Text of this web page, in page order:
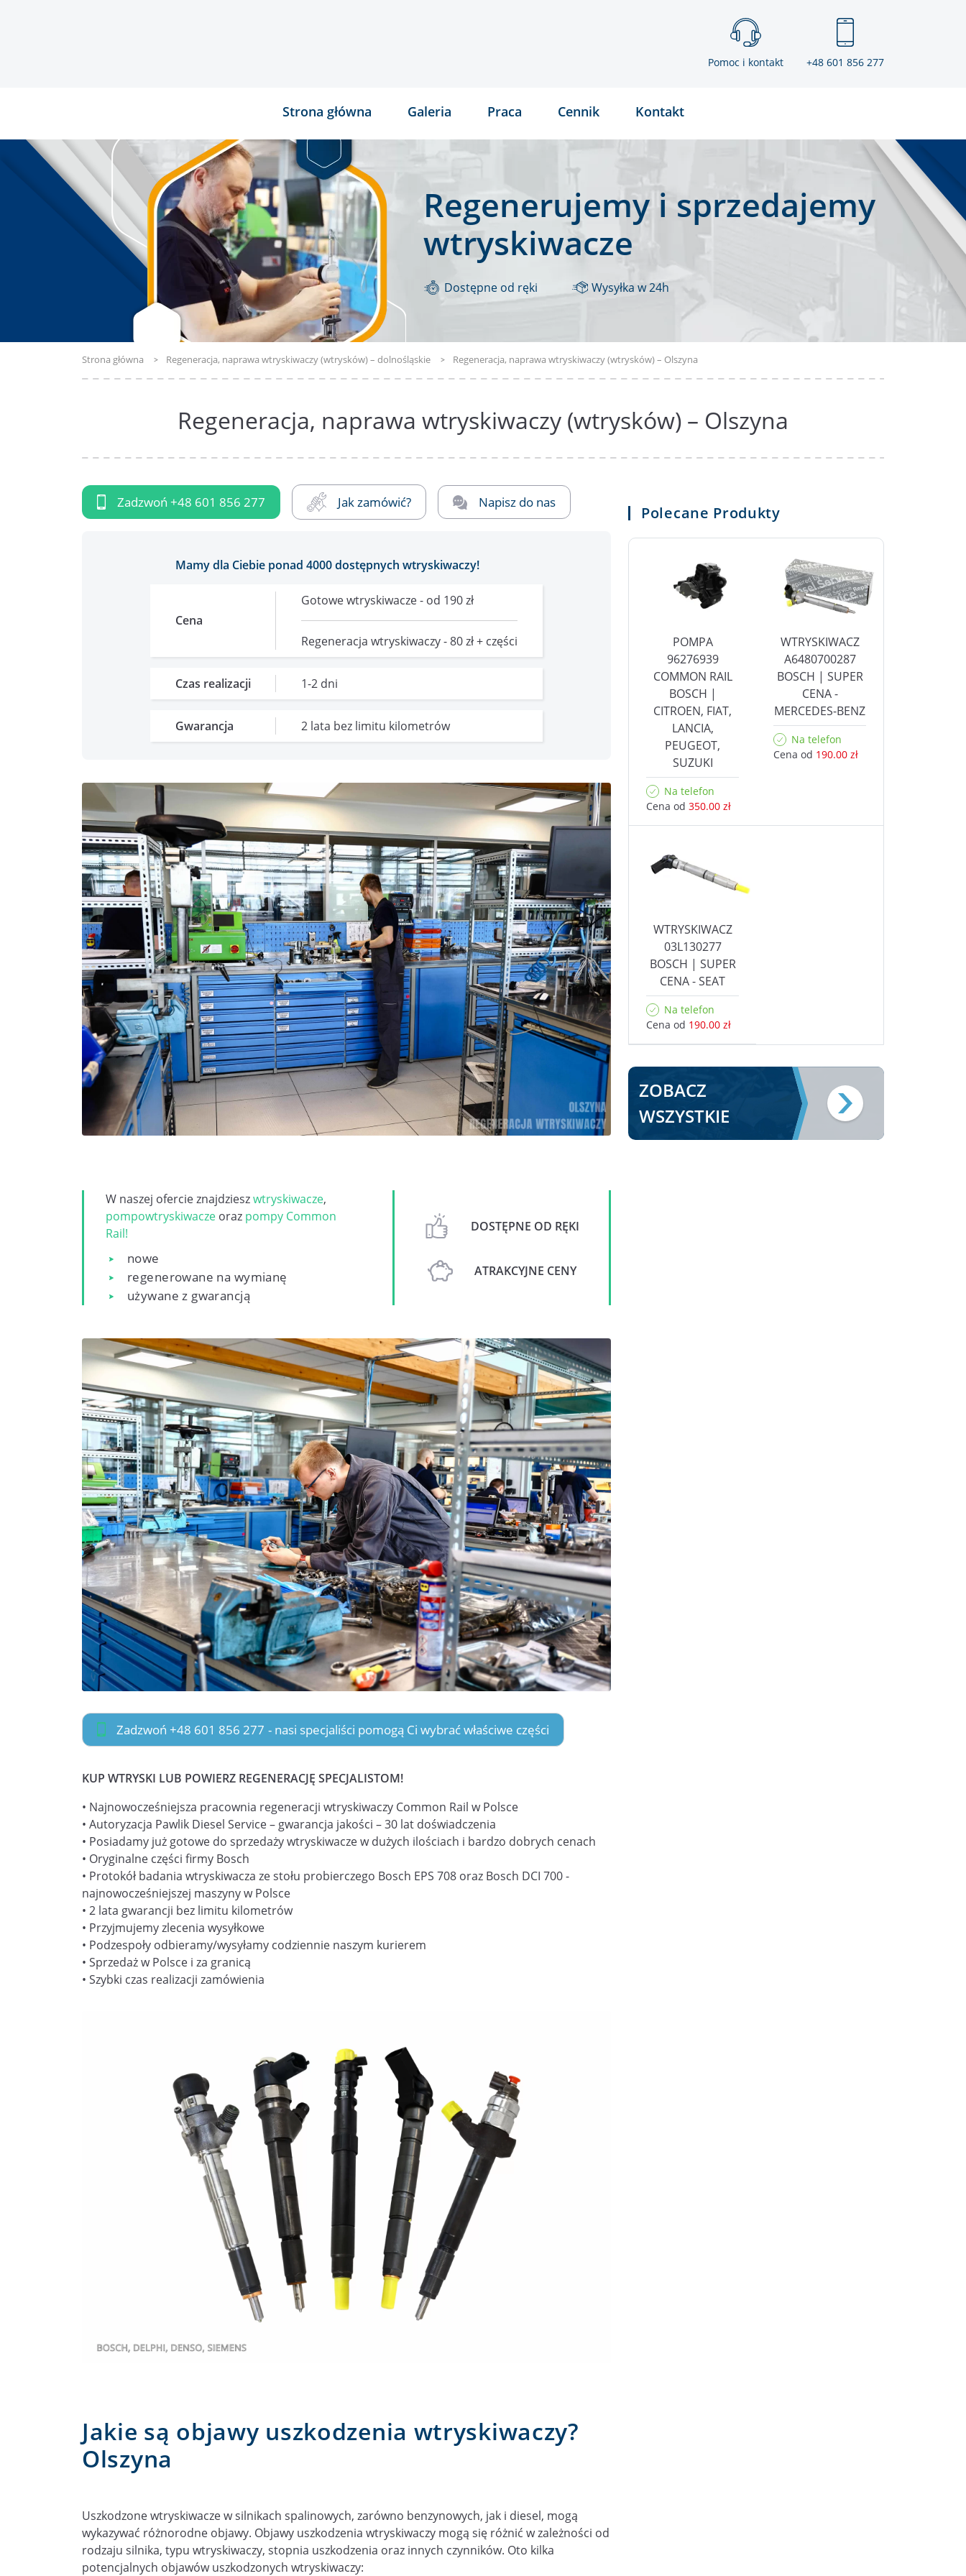
Pomoc i kontakt +48 601 856 277
Strona główna Galeria Praca Cennik Kontakt
Regenerujemy i sprzedajemy
wtryskiwacze
Dostępne od ręki Wysyłka w 24h
Strona główna Regeneracja, naprawa wtryskiwaczy (wtrysków) – dolnośląskie Regeneracja, naprawa wtryskiwaczy (wtrysków) – Olszyna
Regeneracja, naprawa wtryskiwaczy (wtrysków) – Olszyna
Zadzwoń +48 601 856 277 Jak zamówić? Napisz do nas
Mamy dla Ciebie ponad 4000 dostępnych wtryskiwaczy!
Cena
Gotowe wtryskiwacze - od 190 zł
Regeneracja wtryskiwaczy - 80 zł + części
Czas realizacji 1-2 dni
Gwarancja 2 lata bez limitu kilometrów
W naszej ofercie znajdzieszwtryskiwacze,
pompowtryskiwacze oraz pompy Common
Rail!
nowe
regenerowane na wymianę
używane z gwarancją
DOSTĘPNE OD RĘKI
ATRAKCYJNE CENY
Zadzwoń +48 601 856 277 - nasi specjaliści pomogą Ci wybrać właściwe części
KUP WTRYSKI LUB POWIERZ REGENERACJĘ SPECJALISTOM!
• Najnowocześniejsza pracownia regeneracji wtryskiwaczy Common Rail w Polsce
• Autoryzacja Pawlik Diesel Service – gwarancja jakości – 30 lat doświadczenia
• Posiadamy już gotowe do sprzedaży wtryskiwacze w dużych ilościach i bardzo dobrych cenach
• Oryginalne części firmy Bosch
• Protokół badania wtryskiwacza ze stołu probierczego Bosch EPS 708 oraz Bosch DCI 700 -
najnowocześniejszej maszyny w Polsce
• 2 lata gwarancji bez limitu kilometrów
• Przyjmujemy zlecenia wysyłkowe
• Podzespoły odbieramy/wysyłamy codziennie naszym kurierem
• Sprzedaż w Polsce i za granicą
• Szybki czas realizacji zamówienia
Jakie są objawy uszkodzenia wtryskiwaczy?
Olszyna
Uszkodzone wtryskiwacze w silnikach spalinowych, zarówno benzynowych, jak i diesel, mogą
wykazywać różnorodne objawy. Objawy uszkodzenia wtryskiwaczy mogą się różnić w zależności od
rodzaju silnika, typu wtryskiwaczy, stopnia uszkodzenia oraz innych czynników. Oto kilka
potencjalnych objawów uszkodzonych wtryskiwaczy:
Polecane Produkty
POMPA
96276939
COMMON RAIL
BOSCH |
CITROEN, FIAT,
LANCIA,
PEUGEOT,
SUZUKI
Na telefon
Cena od 350.00 zł
WTRYSKIWACZ
A6480700287
BOSCH | SUPER
CENA -
MERCEDES-BENZ
Na telefon
Cena od 190.00 zł
WTRYSKIWACZ
03L130277
BOSCH | SUPER
CENA - SEAT
Na telefon
Cena od 190.00 zł
ZOBACZ
WSZYSTKIE